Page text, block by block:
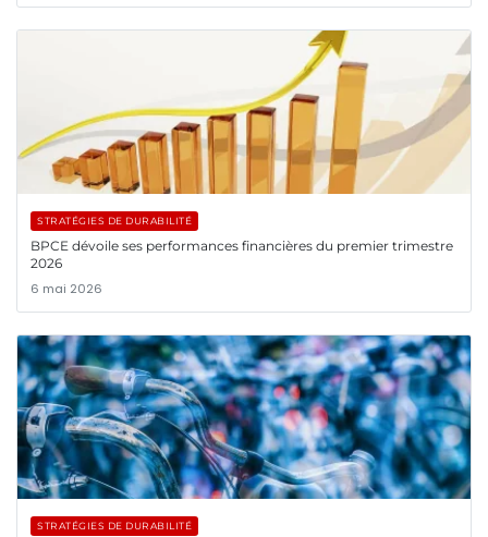
STRATÉGIES DE DURABILITÉ
BPCE dévoile ses performances financières du premier trimestre
2026
6 mai 2026
STRATÉGIES DE DURABILITÉ